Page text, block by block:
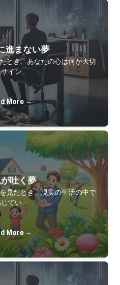
進まない夢
とき、あなたの心は何か大切
イン…
More →
吐く夢
見たとき、現実の生活の中で
てい…
More →